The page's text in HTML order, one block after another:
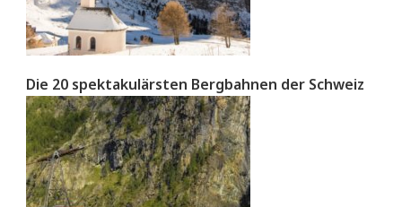
Die 20 spektakulärsten Bergbahnen der Schweiz